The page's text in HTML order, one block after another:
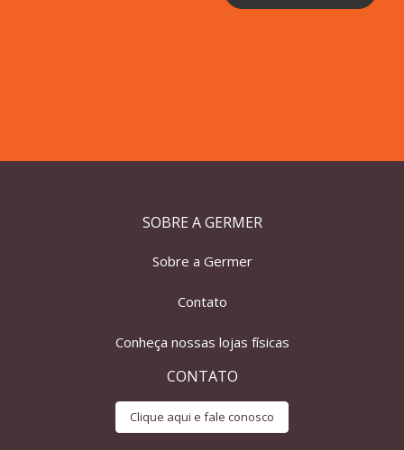
SOBRE A GERMER
Sobre a Germer
Contato
Conheça nossas lojas físicas
CONTATO
Clique aqui e fale conosco